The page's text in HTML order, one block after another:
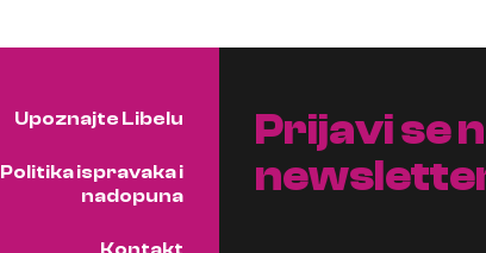
Upoznajte Libelu
Politika ispravaka i
nadopuna
Prijavi se